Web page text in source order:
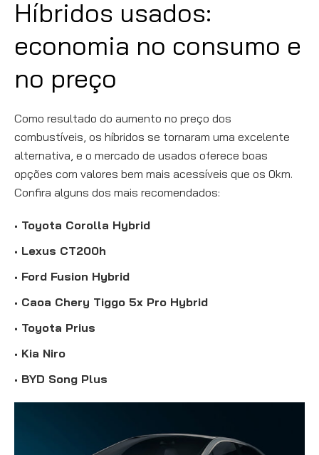
Híbridos usados:
economia no consumo e
no preço
Como resultado do aumento no preço dos
combustíveis, os híbridos se tornaram uma excelente
alternativa, e o mercado de usados oferece boas
opções com valores bem mais acessíveis que os 0km.
Confira alguns dos mais recomendados:
Toyota Corolla Hybrid
Lexus CT200h
Ford Fusion Hybrid
Caoa Chery Tiggo 5x Pro Hybrid
Toyota Prius
Kia Niro
BYD Song Plus